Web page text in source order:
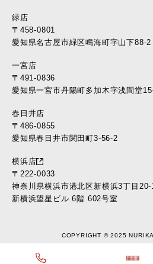
緑店
〒458-0801
愛知県名古屋市緑区鳴海町字山下88-2
一宮店
〒491-0836
愛知県一宮市丹陽町多加木字浅間堂
春日井店
〒486-0855
愛知県春日井市関田町3-56-2
横浜店
〒222-0033
神奈川県横浜市港北区新横浜3丁目20-
新横浜望星ビル 6階 602号室
COPYRIGHT © 2025